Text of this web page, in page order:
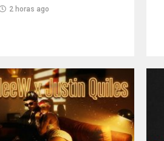
2 horas ago